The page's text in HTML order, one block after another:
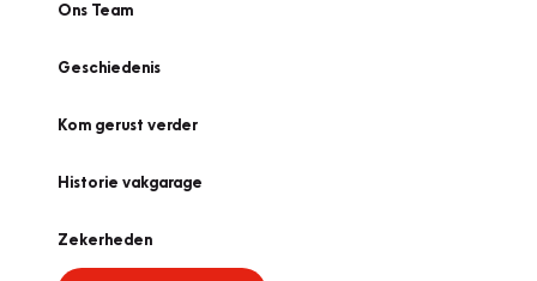
Ons Team
Geschiedenis
Kom gerust verder
Historie vakgarage
Zekerheden